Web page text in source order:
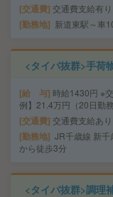
交通費 交通費支給有り
勤務地 新道東駅～車
<タイパ抜群>手荷
給 与 時給1430円 ※
例】21.4万円（20日勤
交通費 交通費支給あり
勤務地 JR千歳線 新千
から徒歩3分
<タイパ抜群>調理